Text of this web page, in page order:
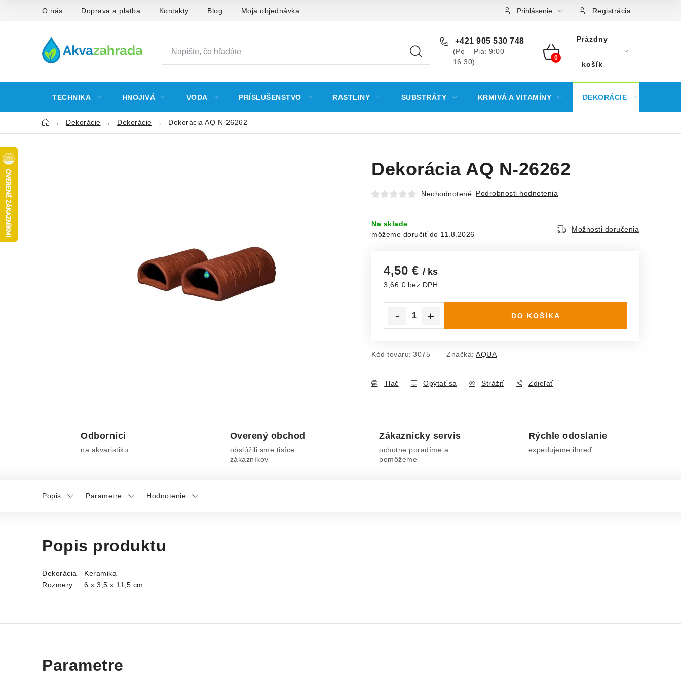
O nás Doprava a platba Kontakty Blog Moja objednávka Prihlásenie Registrácia
+421 905 530 748
(Po – Pia: 9:00 –
16:30)
NÁKUPNÝ
Prázdny
košík
TECHNIKA HNOJIVÁ VODA PRÍSLUŠENSTVO RASTLINY SUBSTRÁTY KRMIVÁ A VITAMÍNY DEKORÁCIE
DomovDekorácie Dekorácie Dekorácia AQ N-26262
Dekorácia AQ N-26262
Neohodnotené Podrobnosti hodnotenia
Na sklade
11.8.2026
Možnosti doručenia
4,50 € / ks
3,66 € bez DPH
DO KOŠÍKA
Kód tovaru: 3075 Značka: AQUA
Tlač Opýtať sa Strážiť Zdieľať
Odborníci
na akvaristiku
Overený obchod
obslúžili sme tisíce
zákazníkov
Zákaznícky servis
ochotne poradíme a
pomôžeme
Rýchle odoslanie
expedujeme ihneď
Popis Parametre Hodnotenie
Popis produktu
Dekorácia - Keramika
Rozmery : 6 x 3,5 x 11,5 cm